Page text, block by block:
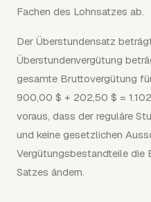
Fachen des Lohnsatzes ab.
Der Überstundensatz
Überstundenvergütung
gesamte Bruttovergütung
900,00 $ + 202,50 $ =
voraus, dass der reguläre
und keine gesetzlichen
Vergütungsbestandteile die
Satzes ändern.